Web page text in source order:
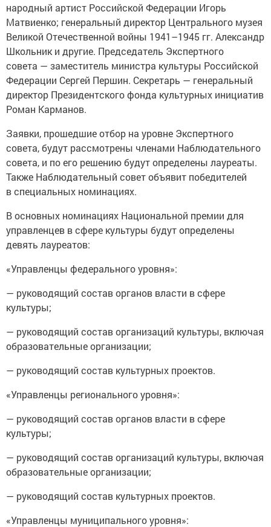
народный артист Российской Федерации Игорь
Матвиенко; генеральный директор Центрального музея
Великой Отечественной войны 1941–1945 гг. Александр
Школьник и другие. Председатель Экспертного
совета — заместитель министра культуры Российской
Федерации Сергей Першин. Секретарь — генеральный
директор Президентского фонда культурных инициатив
Роман Карманов.
Заявки, прошедшие отбор на уровне Экспертного
совета, будут рассмотрены членами Наблюдательного
совета, и по его решению будут определены лауреаты.
Также Наблюдательный совет объявит победителей
в специальных номинациях.
В основных номинациях Национальной премии для
управленцев в сфере культуры будут определены
девять лауреатов:
«Управленцы федерального уровня»:
— руководящий состав органов власти в сфере
культуры;
— руководящий состав организаций культуры, включая
образовательные организации;
— руководящий состав культурных проектов.
«Управленцы регионального уровня»:
— руководящий состав органов власти в сфере
культуры;
— руководящий состав организаций культуры, включая
образовательные организации;
— руководящий состав культурных проектов.
«Управленцы муниципального уровня»: